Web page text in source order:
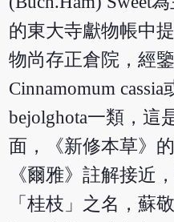
的東大寺獻物帳中
物尚存正倉院，經
Cinnamomum
bejolghota一類，這
面，《新修本草》
《爾雅》註解接近
「桂枝」之名，蘇